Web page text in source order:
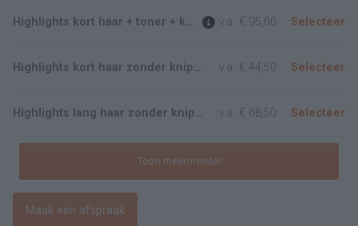
Highlights kort haar + toner + knippen v.a. € 95,00 Selecteer
Highlights kort haar zonder knippen v.a. € 44,50 Selecteer
Highlights lang haar zonder knippen v.a. € 68,50 Selecteer
Toon meer/minder
Maak een afspraak